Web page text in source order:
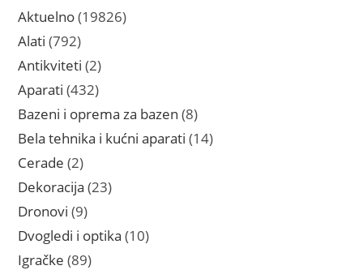
proizvoda
Aktuelno 1982619826
Alati 792792
proizvoda
Antikviteti 22
proizvoda
Aparati 432432
proizvoda
Bazeni i oprema za bazen 88
proizvoda
Bela tehnika i kućni aparati 1414
Cerade 22
proizvoda
Dekoracija 2323
Dronovi 99
proizvoda
Dvogledi i optika 1010
Igračke 8989